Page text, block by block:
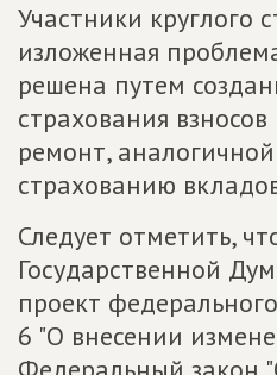
Участники круглого
изложенная
решена путем
страхования
ремонт,
страхованию
Следует отметить,
Государственной
проект
6 "О внесении